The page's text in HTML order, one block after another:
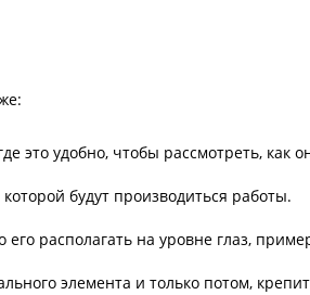
это удобно, чтобы рассмотреть, как
будут производиться работы.
располагать на уровне глаз,
элемента и только потом,